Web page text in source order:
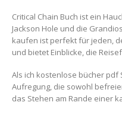
Critical Chain Buch ist ein
Jackson Hole und die
kaufen ist perfekt für jeden,
und bietet Einblicke, die
Als ich kostenlose bücher
Aufregung, die sowohl
das Stehen am Rande einer